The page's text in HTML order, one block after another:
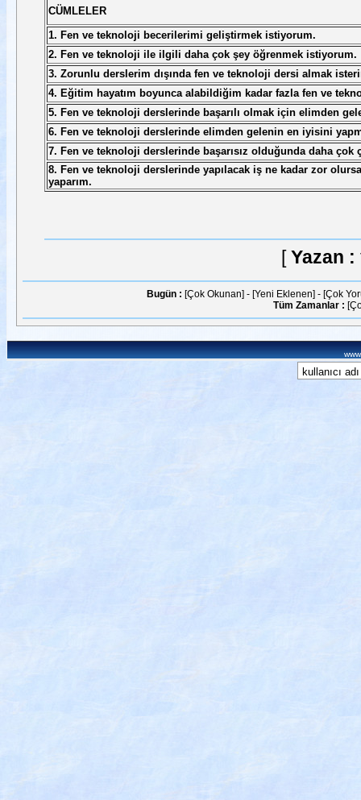
CÜMLELER
1. Fen ve teknoloji becerilerimi geliştirmek istiyorum.
2. Fen ve teknoloji ile ilgili daha çok şey öğrenmek istiyorum.
3. Zorunlu derslerim dışında fen ve teknoloji dersi almak
4. Eğitim hayatım boyunca alabildiğim kadar fazla fen ve
5. Fen ve teknoloji derslerinde başarılı olmak için elimden
6. Fen ve teknoloji derslerinde elimden gelenin en iyisini
7. Fen ve teknoloji derslerinde başarısız olduğunda daha çok
8. Fen ve teknoloji derslerinde yapılacak iş ne kadar zor
yaparım.
[Yazan :
Bugün : [Çok Okunan] - [Yeni Eklenen] - [Çok
Tüm Zamanlar :